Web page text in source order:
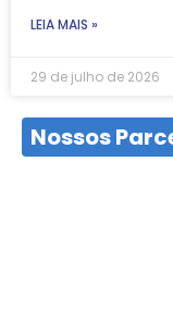
LEIA MAIS »
29 de julho de 2026
Nossos